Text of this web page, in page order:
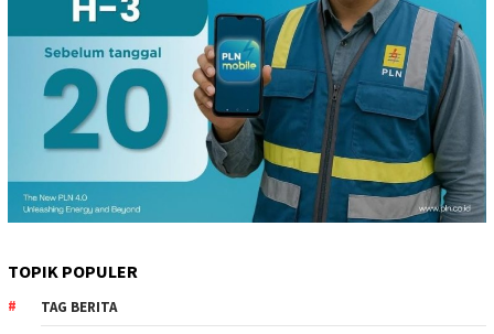
TOPIK POPULER
TAG BERITA